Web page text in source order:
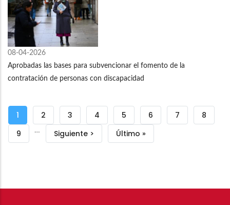
08-04-2026
Aprobadas las bases para subvencionar el fomento de la
contratación de personas con discapacidad
Paginación
Página
actual
1 Página
2 Página
3 Página
4 Página
5 Página
6 Página
7 Página
8
Página
9 …
Siguiente
Siguiente >
Última
Último »